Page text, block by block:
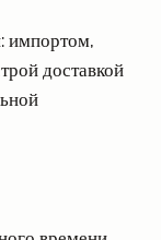
импортом,
доставкой